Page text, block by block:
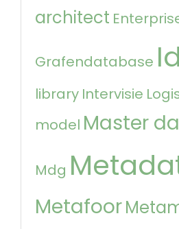
architect
Grafendatabase
library Intervisie
model Master
Mdg
Metafoor